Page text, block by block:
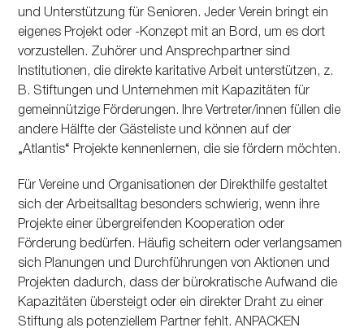
und Unterstützung für Senioren. Jeder Verein bringt ein
eigenes Projekt oder -Konzept mit an Bord, um es dort
vorzustellen. Zuhörer und Ansprechpartner sind
Institutionen, die direkte karitative Arbeit unterstützen, z.
B. Stiftungen und Unternehmen mit Kapazitäten für
gemeinnützige Förderungen. Ihre Vertreter/innen füllen die
andere Hälfte der Gästeliste und können auf der
„Atlantis“ Projekte kennenlernen, die sie fördern möchten.
Für Vereine und Organisationen der Direkthilfe gestaltet
sich der Arbeitsalltag besonders schwierig, wenn ihre
Projekte einer übergreifenden Kooperation oder
Förderung bedürfen. Häufig scheitern oder verlangsamen
sich Planungen und Durchführungen von Aktionen und
Projekten dadurch, dass der bürokratische Aufwand die
Kapazitäten übersteigt oder ein direkter Draht zu einer
Stiftung als potenziellem Partner fehlt. ANPACKEN